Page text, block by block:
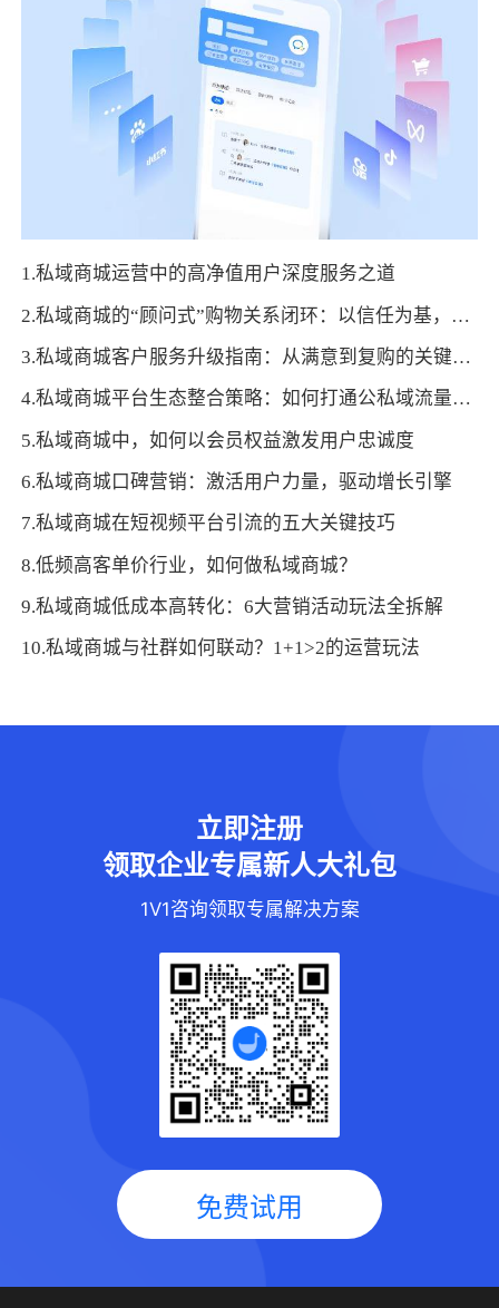
1.私域商城运营中的高净值用户深度服务之道
2.私域商城的“顾问式”购物关系闭环：以信任为基，促长久发展
3.私域商城客户服务升级指南：从满意到复购的关键路径
4.私域商城平台生态整合策略：如何打通公私域流量实现全域增长？
5.私域商城中，如何以会员权益激发用户忠诚度
6.私域商城口碑营销：激活用户力量，驱动增长引擎
7.私域商城在短视频平台引流的五大关键技巧
8.低频高客单价行业，如何做私域商城？
9.私域商城低成本高转化：6大营销活动玩法全拆解
10.私域商城与社群如何联动？1+1>2的运营玩法
立即注册
领取企业专属新人大礼包
1V1咨询领取专属解决方案
免费试用